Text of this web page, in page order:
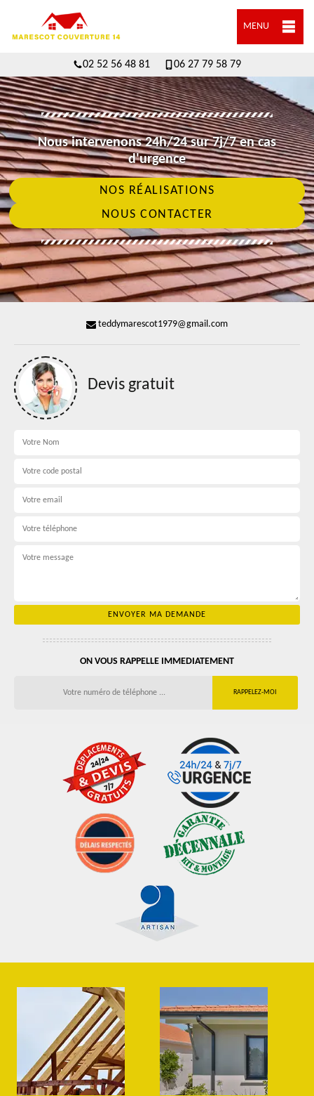
MENU
02 52 56 48 81 06 27 79 58 79
Nous intervenons 24h/24 sur 7j/7 en cas
d'urgence
NOS RÉALISATIONS
NOUS CONTACTER
teddymarescot1979@gmail.com
Devis gratuit
ON VOUS RAPPELLE IMMEDIATEMENT